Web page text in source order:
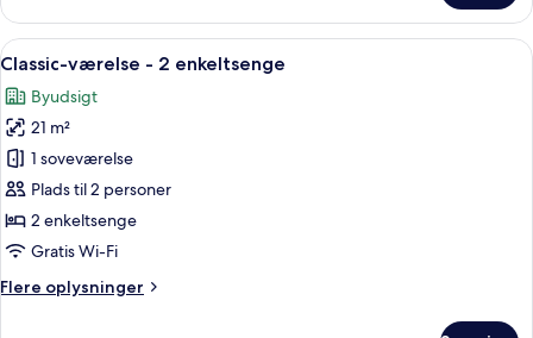
værelse
1
seng
Indlæs
alle
billeder
af
Classic-
værelse
-
2
Et moderne hotelværelse med en
8
Classic-værelse - 2 enkeltsenge
Byudsigt
21 m²
1 soveværelse
Plads til 2 personer
2 enkeltsenge
Gratis Wi-Fi
Flere oplysninger
Flere